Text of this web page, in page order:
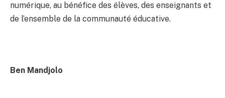
numérique, au bénéfice des élèves, des enseignants et
de l’ensemble de la communauté éducative.
Ben Mandjolo